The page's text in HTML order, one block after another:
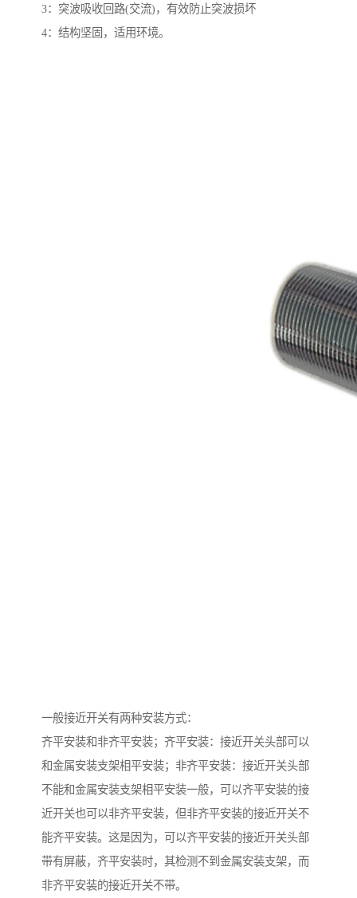
3：突波吸收回路(交流)，有效防止突波损坏
4：结构坚固，适用环境。
一般接近开关有两种安装方式：
齐平安装和非齐平安装；齐平安装：接近开关头部可以
和金属安装支架相平安装；非齐平安装：接近开关头部
不能和金属安装支架相平安装一般，可以齐平安装的接
近开关也可以非齐平安装，但非齐平安装的接近开关不
能齐平安装。这是因为，可以齐平安装的接近开关头部
带有屏蔽，齐平安装时，其检测不到金属安装支架，而
非齐平安装的接近开关不带。